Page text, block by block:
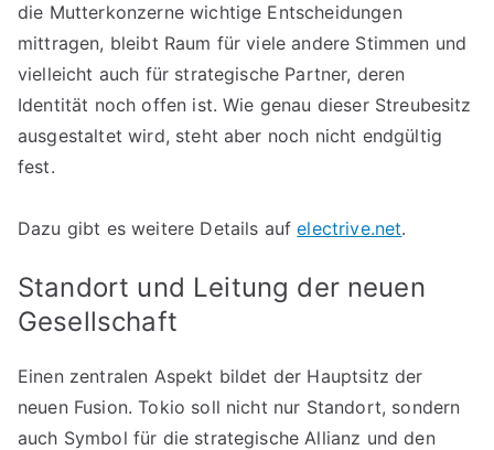
die Mutterkonzerne wichtige Entscheidungen
mittragen, bleibt Raum für viele andere Stimmen und
vielleicht auch für strategische Partner, deren
Identität noch offen ist. Wie genau dieser Streubesitz
ausgestaltet wird, steht aber noch nicht endgültig
fest.
Dazu gibt es weitere Details aufelectrive.net.
Standort und Leitung der neuen
Gesellschaft
Einen zentralen Aspekt bildet der Hauptsitz der
neuen Fusion. Tokio soll nicht nur Standort, sondern
auch Symbol für die strategische Allianz und den